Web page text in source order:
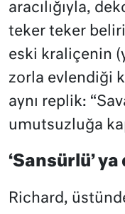
aracılığıyla,
teker teker
eski kraliçenin
zorla evlendiği
aynı replik:
umutsuzluğa
‘Sansürlü’
Richard,